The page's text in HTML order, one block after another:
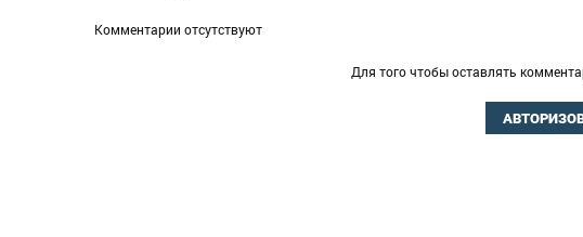
Комментарии отсутствуют
Для того чтобы оставлять